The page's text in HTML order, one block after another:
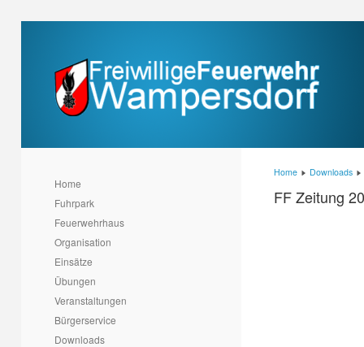
Home
Fuhrpark
Feuerwehrhaus
Organisation
Einsätze
Übungen
Veranstaltungen
Bürgerservice
Downloads
Home Downloads
FF Zeitung